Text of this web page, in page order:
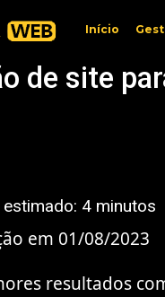
Início
de site
4 minutos
em 01/08/2023
resultados